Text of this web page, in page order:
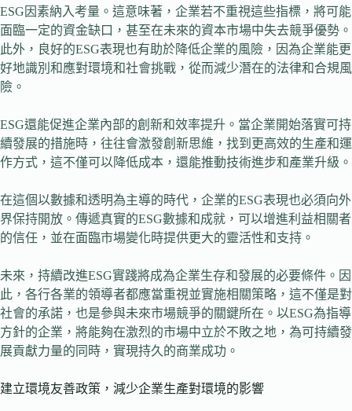
ESG因素納入考量。這意味著，企業若不重視這些指標，將可能
面臨一定的資金缺口，甚至在未來的資本市場中失去競爭優勢。
此外，良好的ESG表現也有助於降低企業的風險，因為企業能更
好地識別和應對環境和社會挑戰，從而減少潛在的法律和合規風
險。
ESG還能促進企業內部的創新和效率提升。當企業開始落實可持
續發展的措施時，往往會激發創新思維，找到更高效的生產和運
作方式，這不僅可以降低成本，還能推動技術進步和產業升級。
在這個以數據和透明為主導的時代，企業的ESG表現也必須向外
界保持開放。傳遞真實的ESG數據和成就，可以增進利益相關者
的信任，並在面臨市場變化時提供更大的靈活性和支持。
未來，持續改進ESG實踐將成為企業生存和發展的必要條件。因
此，各行各業的領導者都應當重視並實施相關策略，這不僅是對
社會的承諾，也是參與未來市場競爭的關鍵所在。以ESG為指導
方針的企業，將能夠在激烈的市場中立於不敗之地，為可持續發
展貢獻力量的同時，實現持久的商業成功。
建立環境友善政策，減少企業生產對環境的影響